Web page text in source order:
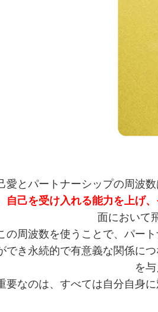
愛とパートナーシップの周波数
自己を受け入れる能力を上げ
面において
周波数を使うことで、パート
でき永続的で有意義な関係に
を
なのは、すべては自分自身